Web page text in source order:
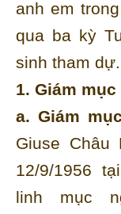
anh em
qua ba kỳ
sinh tham dự.
1. Giám
a. Giám
Giuse Châu
12/9/1956
linh mục